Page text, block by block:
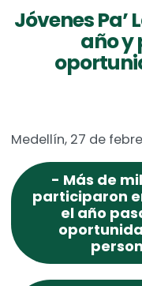
Jóvenes Pa’
año y
Medellín, 27 de
- Más de
participaron
el año